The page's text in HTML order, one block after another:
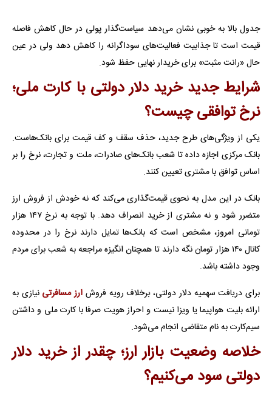
جدول بالا به خوبی نشان می‌دهد سیاست‌گذار پولی در حال کاهش فاصله
قیمت است تا جذابیت فعالیت‌های سوداگرانه را کاهش دهد ولی در عین
حال «رانت مثبت» برای خریدار نهایی حفظ شود.
شرایط جدید خرید دلار دولتی با کارت ملی؛
نرخ توافقی چیست؟
یکی از ویژگی‌های طرح جدید، حذف سقف و کف قیمت برای بانک‌هاست.
بانک مرکزی اجازه داده تا شعب بانک‌های صادرات، ملت و تجارت، نرخ را بر
اساس توافق با مشتری تعیین کنند.
بانک در این مدل به نحوی قیمت‌گذاری می‌کند که نه خودش از فروش ارز
متضرر شود و نه مشتری از خرید انصراف دهد. با توجه به نرخ ۱۴۷ هزار
تومانی امروز، مشخص است که بانک‌ها تمایل دارند نرخ را در محدوده
کانال ۱۴۰ هزار تومان نگه دارند تا همچنان انگیزه مراجعه به شعب برای مردم
وجود داشته باشد.
برای دریافت سهمیه دلار دولتی، برخلاف رویه فروش ارز مسافرتی نیازی به
ارائه بلیت هواپیما یا ویزا نیست و احراز هویت صرفا با کارت ملی و داشتن
سیم‌کارت به نام متقاضی انجام می‌شود.
خلاصه وضعیت بازار ارز؛ چقدر از خرید دلار
دولتی سود می‌کنیم؟